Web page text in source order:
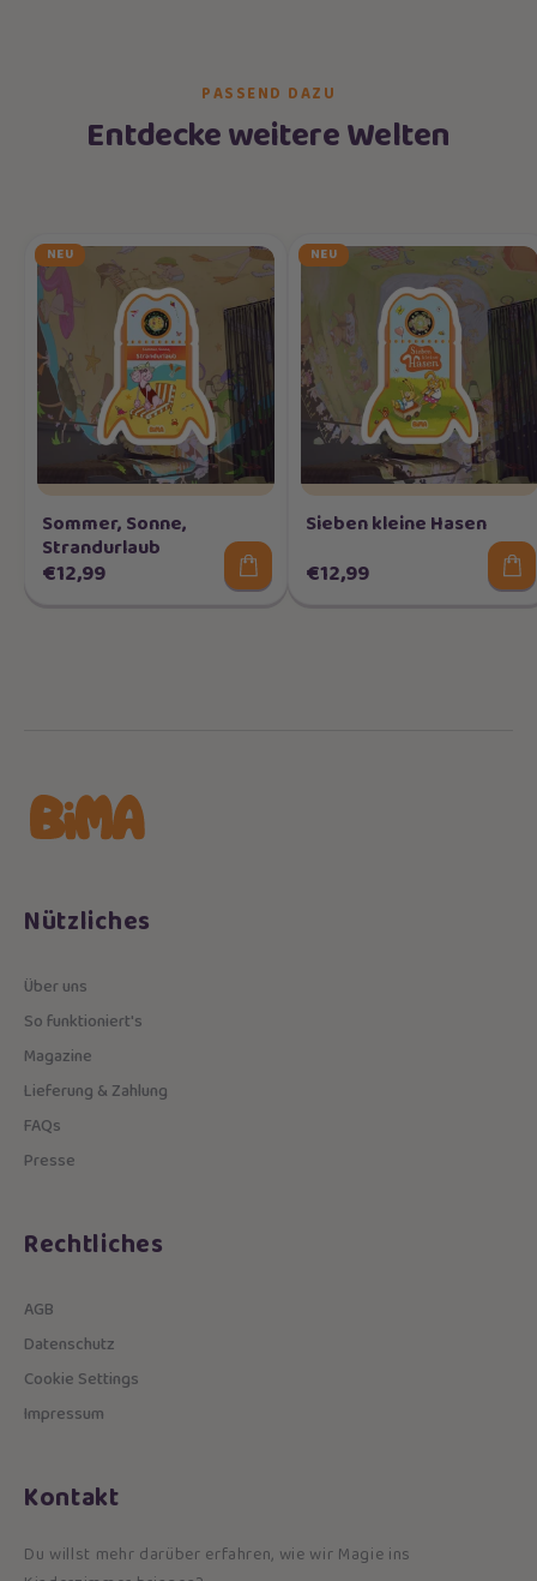
PASSEND DAZU
Entdecke weitere Welten
NEU
Sommer, Sonne,
Strandurlaub
€12,99
NEU
Sieben kleine Hasen
€12,99
Nützliches
Über uns
So funktioniert's
Magazine
Lieferung & Zahlung
FAQs
Presse
Rechtliches
AGB
Datenschutz
Cookie Settings
Impressum
Kontakt
Du willst mehr darüber erfahren, wie wir Magie ins